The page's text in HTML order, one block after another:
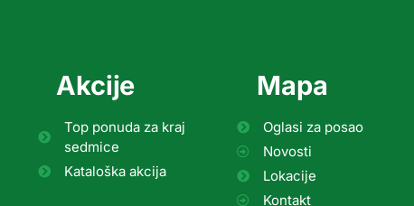
Akcije
Top ponuda za kraj
sedmice
Kataloška akcija
Mapa
Oglasi za posao
Novosti
Lokacije
Kontakt